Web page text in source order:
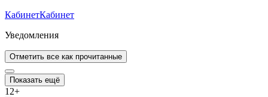
КабинетКабинет
Уведомления
Отметить все как прочитанные
Показать ещё
12+